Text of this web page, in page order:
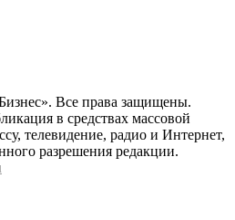
Все права защищены.
в средствах массовой
телевидение, радио и Интернет,
разрешения редакции.